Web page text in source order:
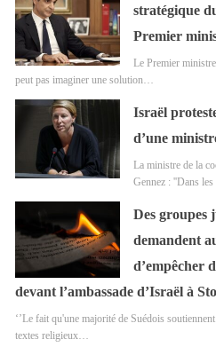
stratégique
Premier
Le Premier
peut pas imaginer une solution…
Israël
d’une
La ministre de la
Gennez : ''Dans
Des groupes
demandent
d’empêcher
devant l’ambassade d’Israël à
‘’Le fait qu'une majorité de Suédois
textes religieux…